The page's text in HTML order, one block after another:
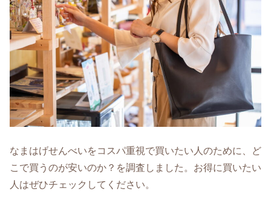
なまはげせんべいをコスパ重視で買いたい人のために、ど
こで買うのが安いのか？を調査しました。お得に買いたい
人はぜひチェックしてください。